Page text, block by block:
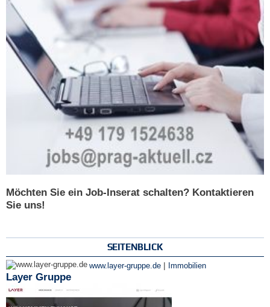
Möchten Sie ein Job-Inserat schalten? Kontaktieren
Sie uns!
SEITENBLICK
www.layer-gruppe.de | Immobilien
Layer Gruppe